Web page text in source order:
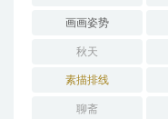
画画姿势
秋天
素描排线
聊斋